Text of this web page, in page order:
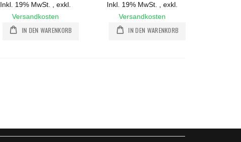
Inkl. 19% MwSt. ,exkl.
Versandkosten
IN DEN WARENKORB
Inkl. 19% MwSt. ,exkl.
Versandkosten
IN DEN WARENKORB